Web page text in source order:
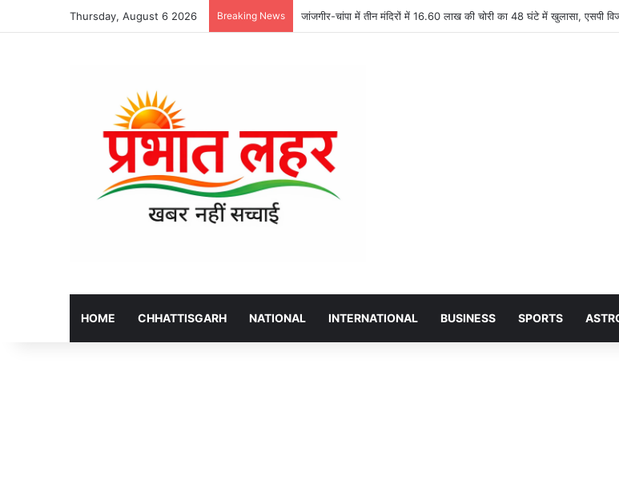
Thursday, August 6 2026 Breaking News JSW महानदी पावर प्लांट नरियरा: भूविस्थापित पेंशन समिति की मासिक बैठक संपन्न,
HOME CHHATTISGARH NATIONAL INTERNATIONAL BUSINESS SPORTS